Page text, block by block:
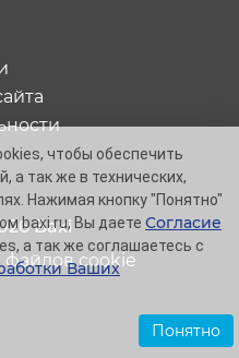
Baxi
файлов cookie
чтобы обеспечить
а так же в технических,
Нажимая кнопку "Понятно"
baxi.ru, Вы даете Согласие
а так же соглашаетесь с
Ваших
Понятно